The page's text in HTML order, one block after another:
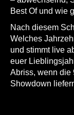
Best Of und wie
Nach diesem
Welches
und stimmt live
euer
Abriss, wenn die
Showdown